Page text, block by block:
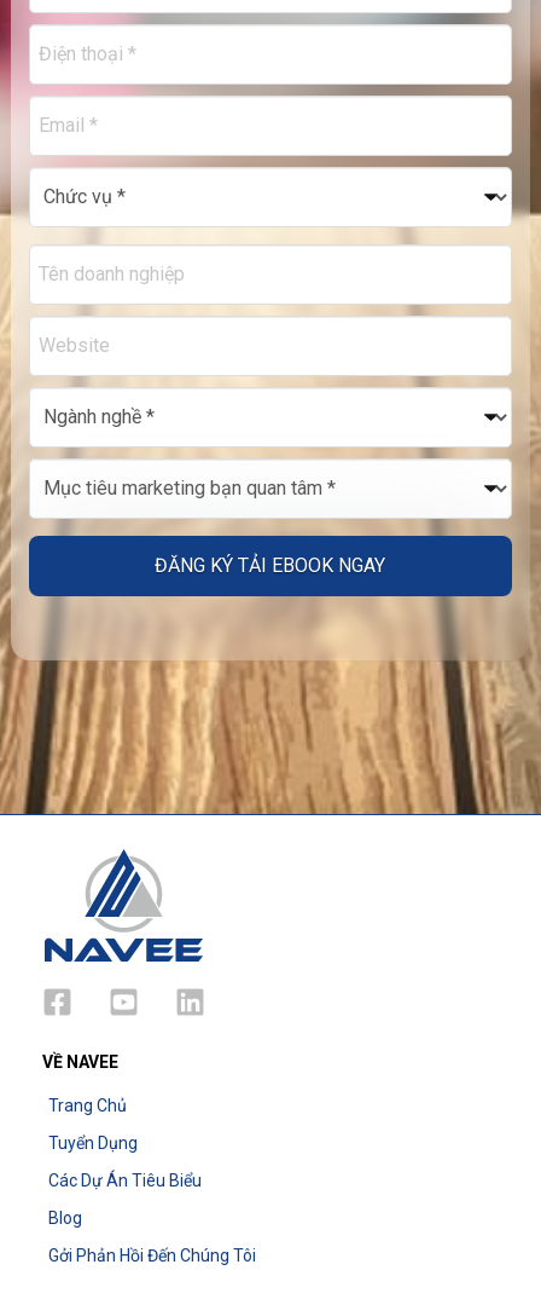
VỀ NAVEE
Trang Chủ
Tuyển Dụng
Các Dự Án Tiêu Biểu
Blog
Gởi Phản Hồi Đến Chúng Tôi